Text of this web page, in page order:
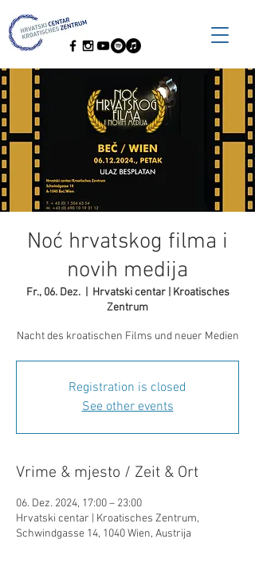
Noć hrvatskog filma i
novih medija
Fr., 06. Dez.
  |
Hrvatski centar | Kroatisches
Zentrum
Nacht des kroatischen Films und neuer Medien
Registration is closed
See other events
Vrime & mjesto / Zeit & Ort
06. Dez. 2024, 17:00 – 23:00
Hrvatski centar | Kroatisches Zentrum,
Schwindgasse 14, 1040 Wien, Austrija